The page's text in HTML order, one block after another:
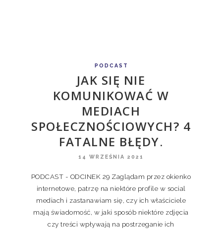
PODCAST
JAK SIĘ NIE
KOMUNIKOWAĆ W
MEDIACH
SPOŁECZNOŚCIOWYCH? 4
FATALNE BŁĘDY.
14 WRZEŚNIA 2021
PODCAST - ODCINEK 29 Zaglądam przez okienko
internetowe, patrzę na niektóre profile w social
mediach i zastanawiam się, czy ich właściciele
mają świadomość, w jaki sposób niektóre zdjęcia
czy treści wpływają na postrzeganie ich